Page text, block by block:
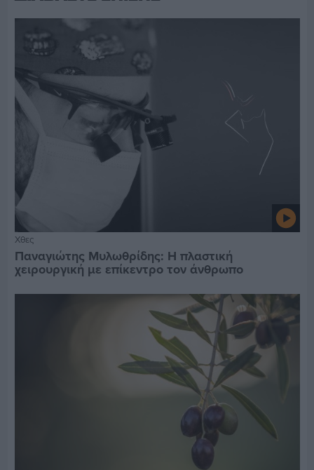
Χθες
Παναγιώτης Μυλωθρίδης: Η πλαστική
χειρουργική με επίκεντρο τον άνθρωπο